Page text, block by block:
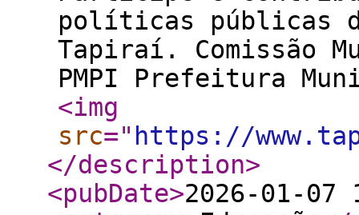
políticas públicas
Tapiraí. Comissão
PMPI Prefeitura
<img
src=" https://
</description>
<pubDate>2026-01-07